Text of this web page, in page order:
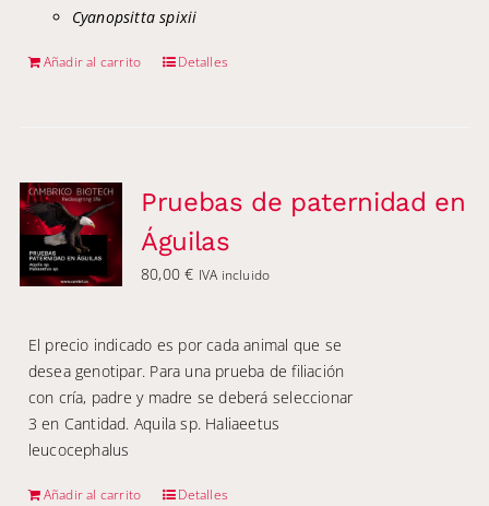
Cyanopsitta spixii
Añadir al carrito Detalles
Pruebas de paternidad en
Águilas
80,00€ IVA incluido
El precio indicado es por cada animal que se
desea genotipar. Para una prueba de filiación
con cría, padre y madre se deberá seleccionar
3 en Cantidad. Aquila sp. Haliaeetus
leucocephalus
Añadir al carrito Detalles